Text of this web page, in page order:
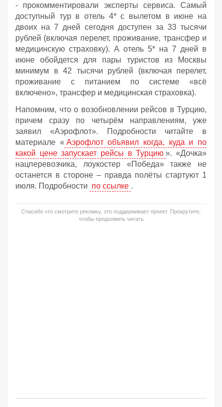
- прокомментировали эксперты сервиса. Самый
доступный тур в отель 4* с вылетом в июне на
двоих на 7 дней сегодня доступен за 33 тысячи
рублей (включая перелет, проживание, трансфер и
медицинскую страховку). А отель 5* на 7 дней в
июне обойдется для пары туристов из Москвы
минимум в 42 тысячи рублей (включая перелет,
проживание с питанием по системе «всё
включено», трансфер и медицинская страховка).
Напомним, что о возобновлении рейсов в Турцию,
причем сразу по четырём направлениям, уже
заявил «Аэрофлот». Подробности читайте в
материале « Аэрофлот объявил когда, куда и по
какой цене запускает рейсы в Турцию ». «Дочка»
нацперевозчика, лоукостер «Победа» также не
останется в стороне – правда полёты стартуют 1
июля. Подробности по ссылке .
Спасибо что смотрите рекламу, это поддерживает проект. Прокрутите,
чтобы продолжить читать